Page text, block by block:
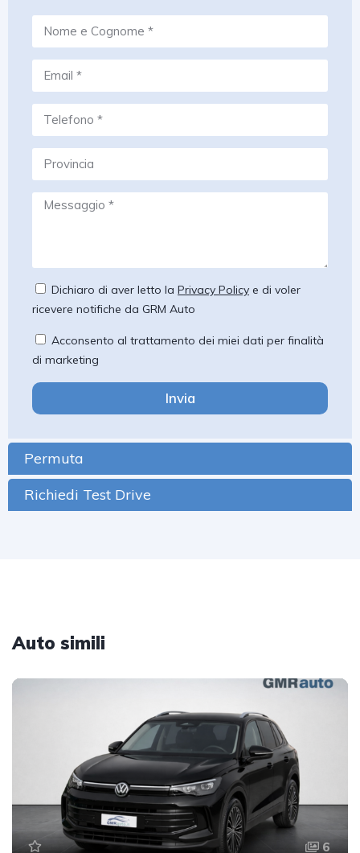
Permuta
Richiedi Test Drive
Dichiaro di aver letto la Privacy Policy e di voler
ricevere notifiche da GRM Auto
Acconsento al trattamento dei miei dati per finalità
di marketing
Invia
Auto simili
6